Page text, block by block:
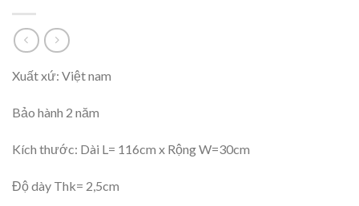
Xuất xứ: Việt nam
Bảo hành 2 năm
Kích thước: Dài L= 116cm x Rộng W=30cm
Độ dày Thk= 2,5cm